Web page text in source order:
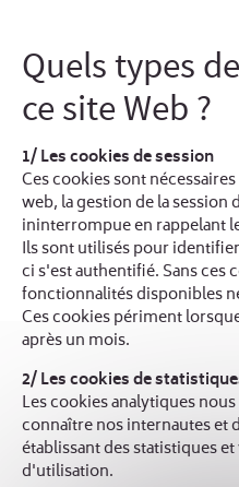
Quels types
ce site Web ?
1/ Les cookies de session
Ces cookies sont
web, la gestion de la session
ininterrompue en rappelant
Ils sont utilisés pour
ci s'est authentifié. Sans ces
fonctionnalités disponibles
Ces cookies périment
après un mois.
2/ Les cookies de
Les cookies analytiques
connaître nos internautes et
établissant des statistiques
d'utilisation.